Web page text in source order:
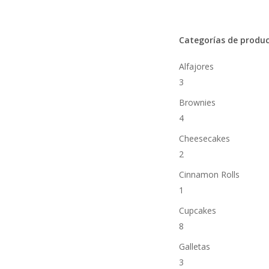
Categorías de
Alfajores
3
Brownies
4
Cheesecakes
2
Cinnamon Rolls
1
Cupcakes
8
Galletas
3